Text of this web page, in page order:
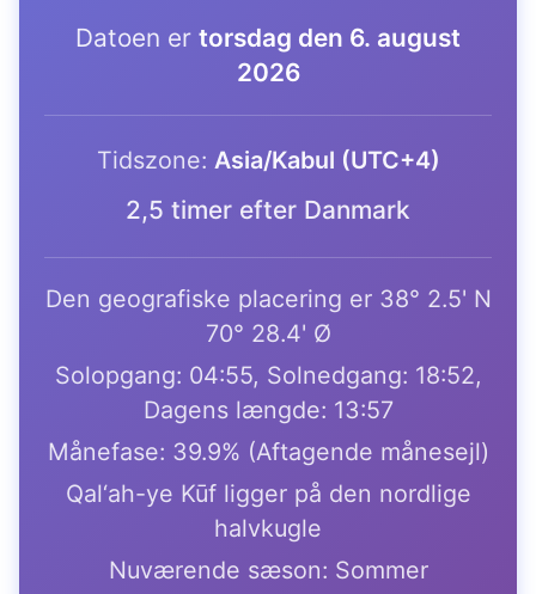
Datoen er torsdag den 6. august
2026
Tidszone: Asia/Kabul (UTC+4)
2,5 timer efter Danmark
Den geografiske placering er 38° 2.5' N
70° 28.4' Ø
Solopgang: 04:55, Solnedgang: 18:52,
Dagens længde: 13:57
Månefase: 39.9% (Aftagende månesejl)
Qal‘ah-ye Kūf ligger på den nordlige
halvkugle
Nuværende sæson: Sommer